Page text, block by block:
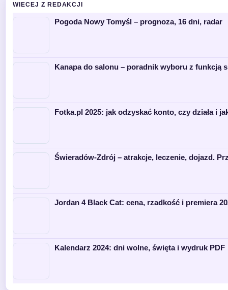
WIECEJ Z REDAKCJI
Pogoda Nowy Tomyśl – prognoza, 16 dni, radar
Kanapa do salonu – poradnik wyboru z funkcją
Fotka.pl 2025: jak odzyskać konto, czy działa i
Świeradów-Zdrój – atrakcje, leczenie, dojazd.
Jordan 4 Black Cat: cena, rzadkość i premiera
Kalendarz 2024: dni wolne, święta i wydruk PDF